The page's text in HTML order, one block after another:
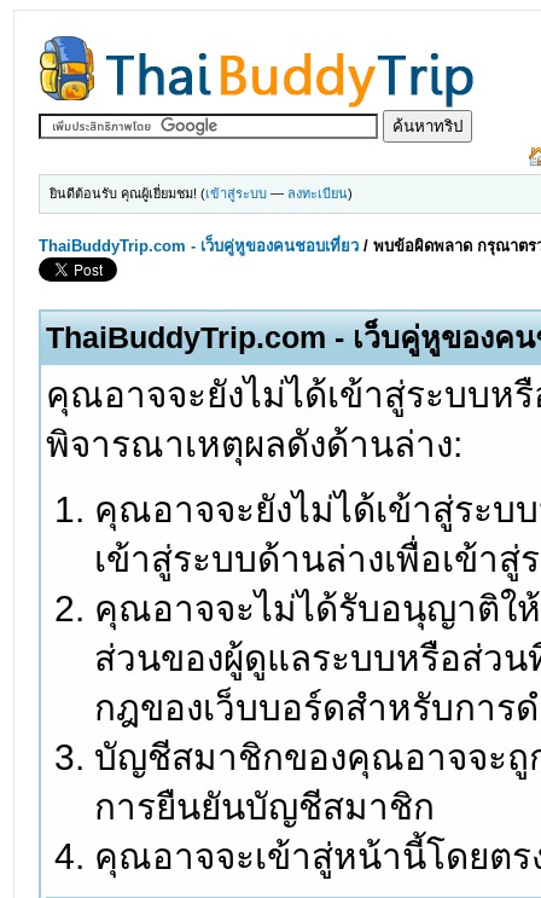
ยินดีต้อนรับ คุณผู้เยี่ยมชม! (เข้าสู่ระบบ — ลงทะเบียน)
ThaiBuddyTrip.com - เว็บคู่หูของคนชอบเที่ยว /พบข้อผิดพลาด กรุณาตร
ThaiBuddyTrip.com - เว็บคู่หูของค
คุณอาจจะยังไม่ได้เข้าสู่ระบบ
พิจารณาเหตุผลดังด้านล่าง:
คุณอาจจะยังไม่ได้เข้าสู่ระบ
เข้าสู่ระบบด้านล่างเพื่อเข้า
คุณอาจจะไม่ได้รับอนุญาติใ
ส่วนของผู้ดูแลระบบหรือส่ว
กฎของเว็บบอร์ดสำหรับการ
บัญชีสมาชิกของคุณอาจจะถู
การยืนยันบัญชีสมาชิก
คุณอาจจะเข้าสู่หน้านี้โดยต